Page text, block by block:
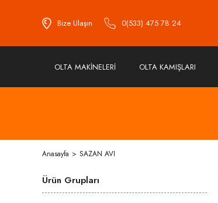
Bize Ulaşın 0(533) 475 78 24
OLTA MAKİNELERİ OLTA KAMIŞLARI
Anasayfa SAZAN AVI
Ürün Grupları